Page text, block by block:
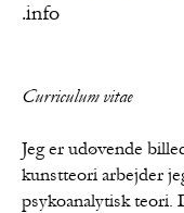
.info
Curriculum vitae
Jeg er udøvende
kunstteori arbejder
psykoanalytisk teori.